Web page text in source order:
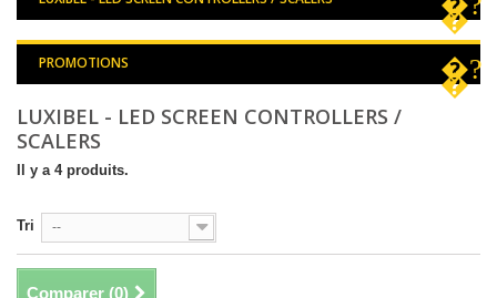
PROMOTIONS
LUXIBEL - LED SCREEN CONTROLLERS /
SCALERS
Il y a 4 produits.
Tri --
Comparer (0)